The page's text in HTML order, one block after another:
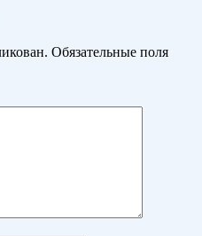
Обязательные поля